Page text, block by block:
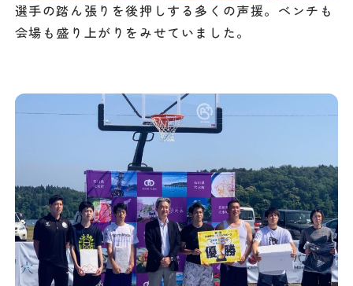
選手の踏ん張りを後押しする多くの声援。ベンチも
会場も盛り上がりをみせていました。